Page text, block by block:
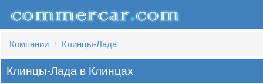
Компании Клинцы-Лада
Клинцы-Лада в Клинцах